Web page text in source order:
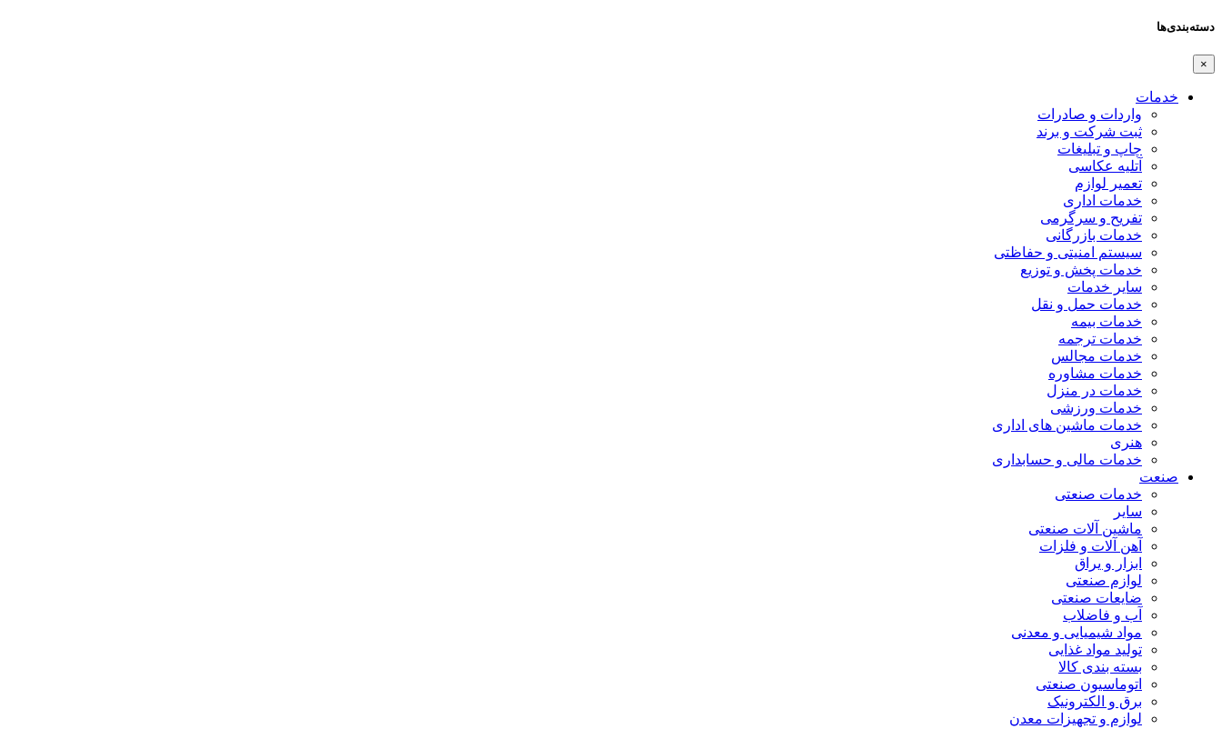
دسته‌بندی‌ها
×
خدمات
واردات و صادرات
ثبت شرکت و برند
چاپ و تبلیغات
آتلیه عکاسی
تعمیر لوازم
خدمات اداری
تفریح و سرگرمی
خدمات بازرگانی
سیستم امنیتی و حفاظتی
خدمات پخش و توزیع
سایر خدمات
خدمات حمل و نقل
خدمات بیمه
خدمات ترجمه
خدمات مجالس
خدمات مشاوره
خدمات در منزل
خدمات ورزشی
خدمات ماشین های اداری
هنری
خدمات مالی و حسابداری
صنعت
خدمات صنعتی
سایر
ماشین آلات صنعتی
آهن آلات و فلزات
ابزار و یراق
لوازم صنعتی
ضایعات صنعتی
آب و فاضلاب
مواد شیمیایی و معدنی
تولید مواد غذایی
بسته بندی کالا
اتوماسیون صنعتی
برق و الکترونیک
لوازم و تجهیزات معدن